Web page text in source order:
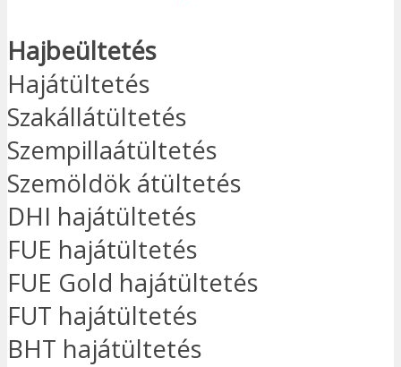
Hajbeültetés
Hajátültetés
Szakállátültetés
Szempillaátültetés
Szemöldök átültetés
DHI hajátültetés
FUE hajátültetés
FUE Gold hajátültetés
FUT hajátültetés
BHT hajátültetés